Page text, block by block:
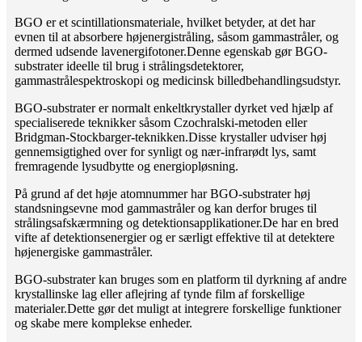
BGO er et scintillationsmateriale, hvilket betyder, at det har
evnen til at absorbere højenergistråling, såsom gammastråler, og
dermed udsende lavenergifotoner.Denne egenskab gør BGO-
substrater ideelle til brug i strålingsdetektorer,
gammastrålespektroskopi og medicinsk billedbehandlingsudstyr.
BGO-substrater er normalt enkeltkrystaller dyrket ved hjælp af
specialiserede teknikker såsom Czochralski-metoden eller
Bridgman-Stockbarger-teknikken.Disse krystaller udviser høj
gennemsigtighed over for synligt og nær-infrarødt lys, samt
fremragende lysudbytte og energiopløsning.
På grund af det høje atomnummer har BGO-substrater høj
standsningsevne mod gammastråler og kan derfor bruges til
strålingsafskærmning og detektionsapplikationer.De har en bred
vifte af detektionsenergier og er særligt effektive til at detektere
højenergiske gammastråler.
BGO-substrater kan bruges som en platform til dyrkning af andre
krystallinske lag eller aflejring af tynde film af forskellige
materialer.Dette gør det muligt at integrere forskellige funktioner
og skabe mere komplekse enheder.